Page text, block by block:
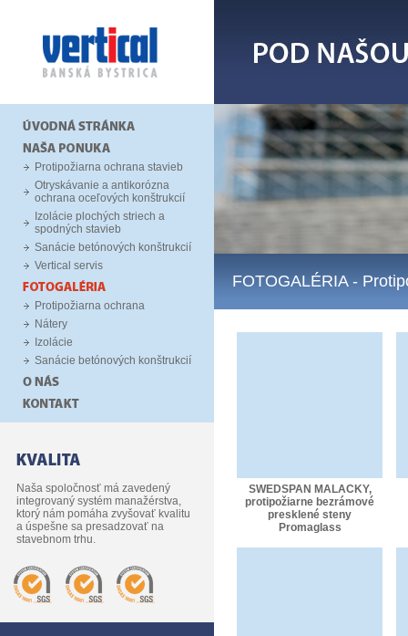
Protipožiarna ochrana stavieb
Otryskávanie a antikorózna
ochrana oceľových konštrukcií
Izolácie plochých striech a
spodných stavieb
Sanácie betónových konštrukcií
Vertical servis
Protipožiarna ochrana
Nátery
Izolácie
Sanácie betónových konštrukcií
Naša spoločnosť má zavedený
integrovaný systém manažérstva,
ktorý nám pomáha zvyšovať kvalitu
a úspešne sa presadzovať na
stavebnom trhu.
FOTOGALÉRIA-
SWEDSPAN MALACKY,
protipožiarne bezrámové
presklené steny
Promaglass